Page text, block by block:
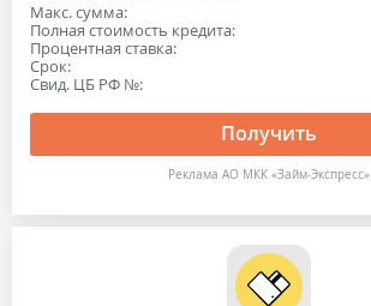
Макс. сумма:
Полная стоимость кредита:
Процентная ставка:
Срок:
Свид. ЦБ РФ №:
Получить
Реклама АО МКК «Займ-Экспресс»